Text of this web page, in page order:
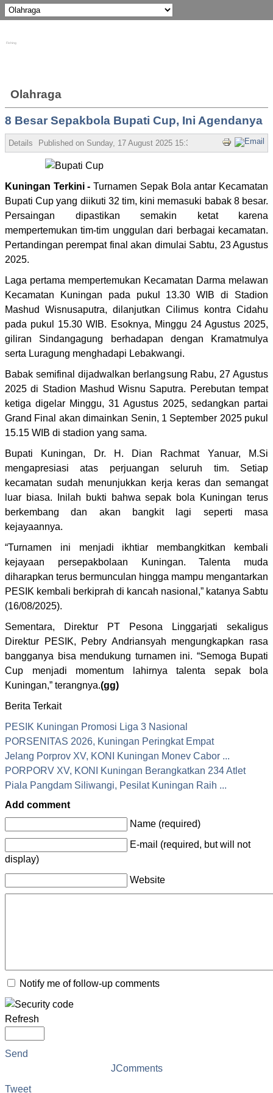
Olahraga
8 Besar Sepakbola Bupati Cup, Ini Agendanya
Details Published on Sunday, 17 August 2025 15:30 Written by Admin
Kuningan Terkini - Turnamen Sepak Bola antar Kecamatan
Bupati Cup yang diikuti 32 tim, kini memasuki babak 8 besar.
Persaingan dipastikan semakin ketat karena
mempertemukan tim-tim unggulan dari berbagai kecamatan.
Pertandingan perempat final akan dimulai Sabtu, 23 Agustus
2025.
Laga pertama mempertemukan Kecamatan Darma melawan
Kecamatan Kuningan pada pukul 13.30 WIB di Stadion
Mashud Wisnusaputra, dilanjutkan Cilimus kontra Cidahu
pada pukul 15.30 WIB. Esoknya, Minggu 24 Agustus 2025,
giliran Sindangagung berhadapan dengan Kramatmulya
serta Luragung menghadapi Lebakwangi.
Babak semifinal dijadwalkan berlangsung Rabu, 27 Agustus
2025 di Stadion Mashud Wisnu Saputra. Perebutan tempat
ketiga digelar Minggu, 31 Agustus 2025, sedangkan partai
Grand Final akan dimainkan Senin, 1 September 2025 pukul
15.15 WIB di stadion yang sama.
Bupati Kuningan, Dr. H. Dian Rachmat Yanuar, M.Si
mengapresiasi atas perjuangan seluruh tim. Setiap
kecamatan sudah menunjukkan kerja keras dan semangat
luar biasa. Inilah bukti bahwa sepak bola Kuningan terus
berkembang dan akan bangkit lagi seperti masa
kejayaannya.
“Turnamen ini menjadi ikhtiar membangkitkan kembali
kejayaan persepakbolaan Kuningan. Talenta muda
diharapkan terus bermunculan hingga mampu mengantarkan
PESIK kembali berkiprah di kancah nasional,” katanya Sabtu
(16/08/2025).
Sementara, Direktur PT Pesona Linggarjati sekaligus
Direktur PESIK, Pebry Andriansyah mengungkapkan rasa
bangganya bisa mendukung turnamen ini. “Semoga Bupati
Cup menjadi momentum lahirnya talenta sepak bola
Kuningan,” terangnya.(gg)
Berita Terkait
PESIK Kuningan Promosi Liga 3 Nasional
PORSENITAS 2026, Kuningan Peringkat Empat
Jelang Porprov XV, KONI Kuningan Monev Cabor ...
PORPORV XV, KONI Kuningan Berangkatkan 234 Atlet
Piala Pangdam Siliwangi, Pesilat Kuningan Raih ...
Add comment
Name (required)
E-mail (required, but will not
display)
Website
Notify me of follow-up comments
Refresh
Send
JComments
Tweet
Fishing